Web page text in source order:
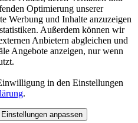
Optimierung unserer
Werbung und Inhalte anzuzeigen
Außerdem können wir
Anbietern abgleichen und
Angebote anzeigen, nur wenn
in den Einstellungen
.
Einstellungen anpassen